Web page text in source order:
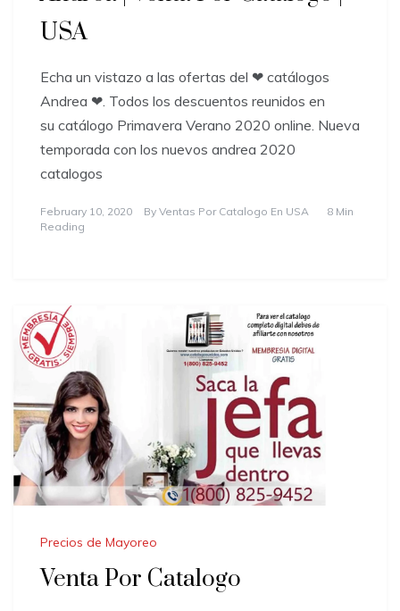
USA
Echa un vistazo a las ofertas del ❤ catálogos
Andrea ❤. Todos los descuentos reunidos en
su catálogo Primavera Verano 2020 online. Nueva
temporada con los nuevos andrea 2020
catalogos
February 10, 2020 By Ventas Por Catalogo En USA
8 Min
Reading
Precios de Mayoreo
Venta Por Catalogo